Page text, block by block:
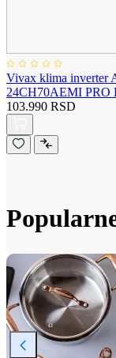
Vivax klima inverter
24CH70AEMI PRO
103.990 RSD